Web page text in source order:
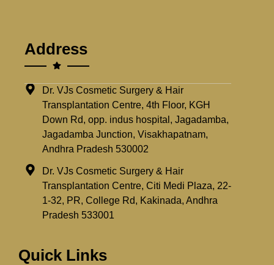
Address
Dr. VJs Cosmetic Surgery & Hair
Transplantation Centre, 4th Floor, KGH
Down Rd, opp. indus hospital, Jagadamba,
Jagadamba Junction, Visakhapatnam,
Andhra Pradesh 530002
Dr. VJs Cosmetic Surgery & Hair
Transplantation Centre, Citi Medi Plaza, 22-
1-32, PR, College Rd, Kakinada, Andhra
Pradesh 533001
Quick Links